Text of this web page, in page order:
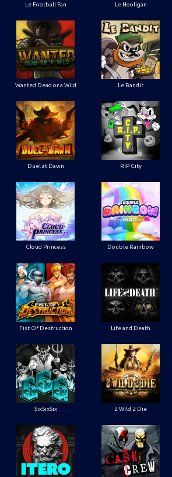
Le Football Fan Le Hooligan
Wanted Dead or a Wild Le Bandit
Duel at Dawn RIP City
Cloud Princess Double Rainbow
Fist Of Destruction Life and Death
SixSixSix 2 Wild 2 Die